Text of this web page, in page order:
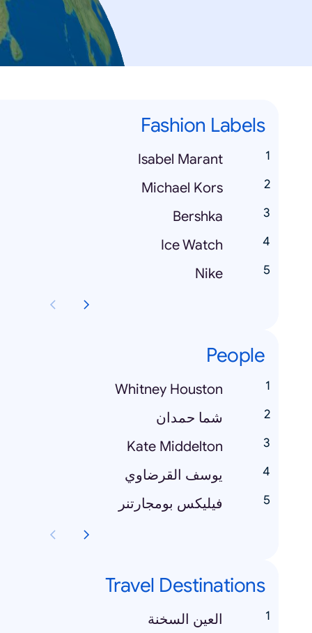
Fashion Labels
Isabel Marant
Michael Kors
Bershka
Ice Watch
Nike
People
Whitney Houston
شما حمدان
Kate Middelton
يوسف القرضاوي
فيليكس بومجارتنر
Travel Destinations
العين السخنة